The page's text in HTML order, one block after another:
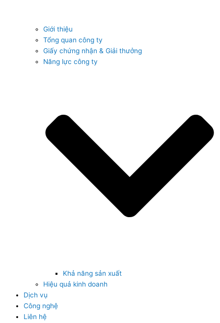
Giới thiệu
Tổng quan công ty
Giấy chứng nhận & Giải thưởng
Năng lực công ty
Khả năng sản xuất
Hiệu quả kinh doanh
Dịch vụ
Công nghệ
Liên hệ